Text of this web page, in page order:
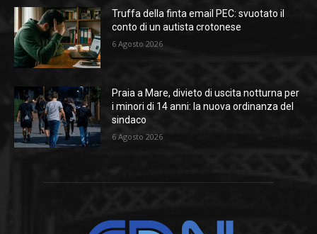
Truffa della finta email PEC: svuotato il
conto di un autista crotonese
6 Agosto 2026
Praia a Mare, divieto di uscita notturna per
i minori di 14 anni: la nuova ordinanza del
sindaco
6 Agosto 2026